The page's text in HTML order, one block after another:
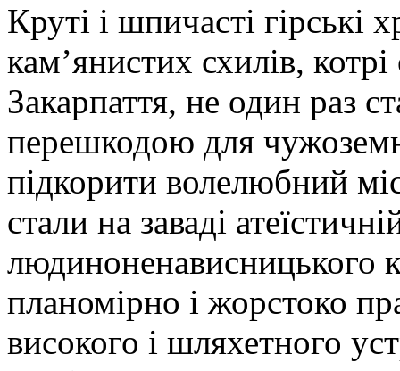
Круті і шпичасті гірські
кам’янистих схилів,
Закарпаття, не один раз
перешкодою для
підкорити волелюбний
стали на заваді
людиноненависницького
планомірно і жорстоко
високого і шляхетного